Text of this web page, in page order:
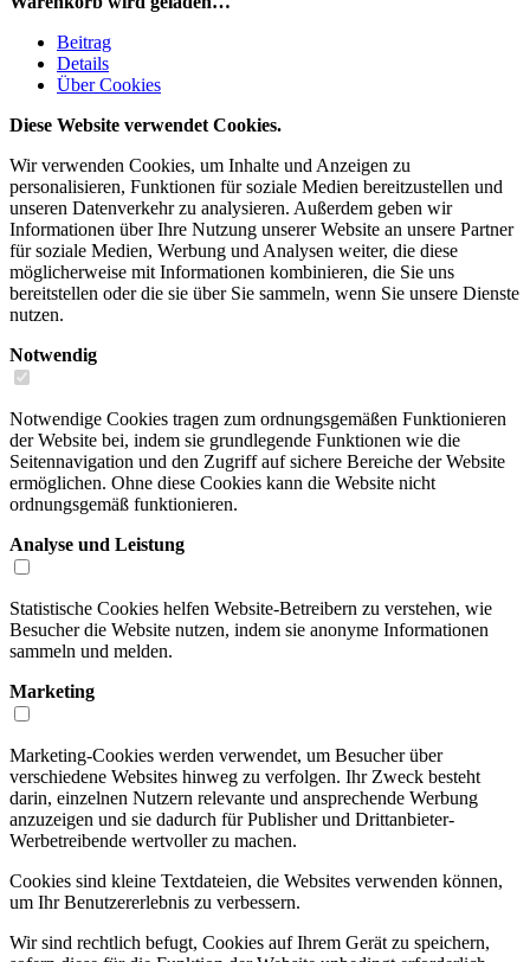
Beitrag
Details
Über Cookies
Diese Website verwendet Cookies.
Wir verwenden Cookies, um Inhalte und Anzeigen zu
personalisieren, Funktionen für soziale Medien bereitzustellen und
unseren Datenverkehr zu analysieren. Außerdem geben wir
Informationen über Ihre Nutzung unserer Website an unsere Partner
für soziale Medien, Werbung und Analysen weiter, die diese
möglicherweise mit Informationen kombinieren, die Sie uns
bereitstellen oder die sie über Sie sammeln, wenn Sie unsere Dienste
nutzen.
Notwendig
Notwendige Cookies tragen zum ordnungsgemäßen Funktionieren
der Website bei, indem sie grundlegende Funktionen wie die
Seitennavigation und den Zugriff auf sichere Bereiche der Website
ermöglichen. Ohne diese Cookies kann die Website nicht
ordnungsgemäß funktionieren.
Analyse und Leistung
Statistische Cookies helfen Website-Betreibern zu verstehen, wie
Besucher die Website nutzen, indem sie anonyme Informationen
sammeln und melden.
Marketing
Marketing-Cookies werden verwendet, um Besucher über
verschiedene Websites hinweg zu verfolgen. Ihr Zweck besteht
darin, einzelnen Nutzern relevante und ansprechende Werbung
anzuzeigen und sie dadurch für Publisher und Drittanbieter-
Werbetreibende wertvoller zu machen.
Cookies sind kleine Textdateien, die Websites verwenden können,
um Ihr Benutzererlebnis zu verbessern.
Wir sind rechtlich befugt, Cookies auf Ihrem Gerät zu speichern,